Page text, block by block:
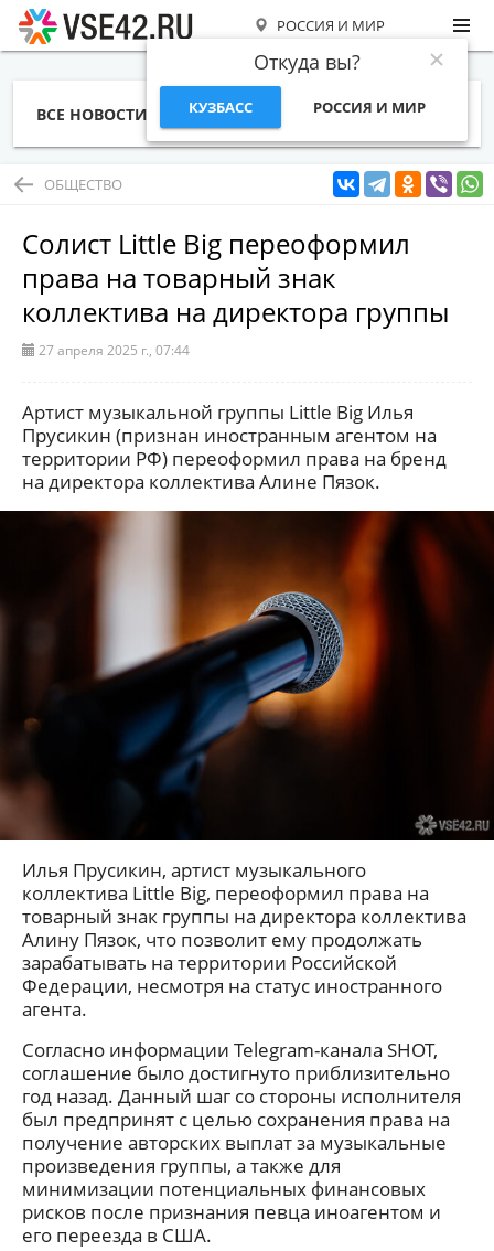
РОССИЯ И МИР
Откуда вы?
КУЗБАСС РОССИЯ И МИР
ВСЕ НОВОСТИ СТАТЬИ ТЕМЫ ФОТО
ОБЩЕСТВО
Солист Little Big переоформил
права на товарный знак
коллектива на директора группы
27 апреля 2025 г., 07:44
Артист музыкальной группы Little Big Илья
Прусикин (признан иностранным агентом на
территории РФ) переоформил права на бренд
на директора коллектива Алине Пязок.
Илья Прусикин, артист музыкального
коллектива Little Big, переоформил права на
товарный знак группы на директора коллектива
Алину Пязок, что позволит ему продолжать
зарабатывать на территории Российской
Федерации, несмотря на статус иностранного
агента.
Согласно информации Telegram-канала SHOT,
соглашение было достигнуто приблизительно
год назад. Данный шаг со стороны исполнителя
был предпринят с целью сохранения права на
получение авторских выплат за музыкальные
произведения группы, а также для
минимизации потенциальных финансовых
рисков после признания певца иноагентом и
его переезда в США.